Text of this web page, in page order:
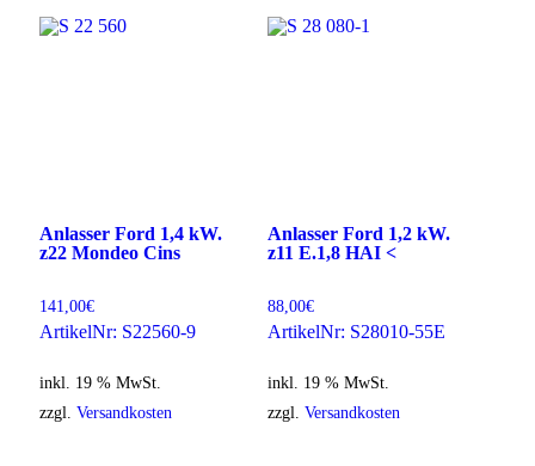
Anlasser Ford 1,4 kW.
z22 Mondeo Cins
141,00€
ArtikelNr: S22560-9
inkl. 19 % MwSt.
zzgl. Versandkosten
Anlasser Ford 1,2 kW.
z11 E.1,8 HAI <
88,00€
ArtikelNr: S28010-55E
inkl. 19 % MwSt.
zzgl. Versandkosten